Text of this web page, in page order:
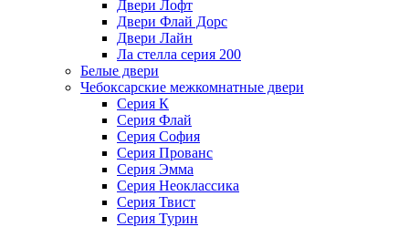
Двери Лофт
Двери Флай Дорс
Двери Лайн
Ла стелла серия 200
Белые двери
Чебоксарские межкомнатные двери
Серия К
Серия Флай
Серия София
Серия Прованс
Серия Эмма
Серия Неоклассика
Серия Твист
Серия Турин